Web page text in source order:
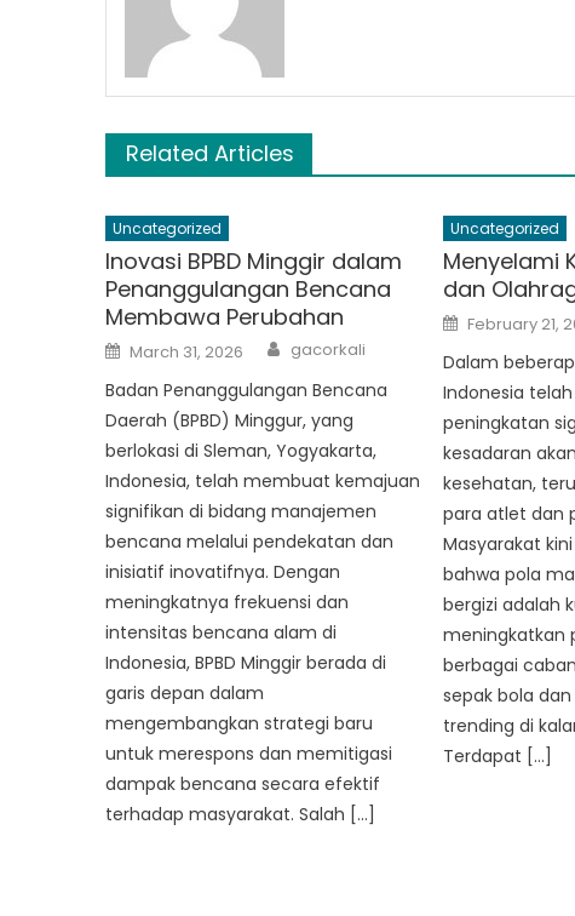
Related Articles
Uncategorized
Inovasi BPBD Minggir dalam
Penanggulangan Bencana
Membawa Perubahan
Posted
on
March 31, 2026 Author
gacorkali
Badan Penanggulangan Bencana
Daerah (BPBD) Minggur, yang
berlokasi di Sleman, Yogyakarta,
Indonesia, telah membuat kemajuan
signifikan di bidang manajemen
bencana melalui pendekatan dan
inisiatif inovatifnya. Dengan
meningkatnya frekuensi dan
intensitas bencana alam di
Indonesia, BPBD Minggir berada di
garis depan dalam
mengembangkan strategi baru
untuk merespons dan memitigasi
dampak bencana secara efektif
terhadap masyarakat. Salah […]
Uncategorized
Menyelami
dan
Posted
on
February 21,
Dalam
Indonesia
peningkatan
kesadaran
kesehatan,
para atlet dan
Masyarakat
bahwa pola
bergizi adalah
meningkatkan
berbagai
sepak bola
trending di
Terdapat […]